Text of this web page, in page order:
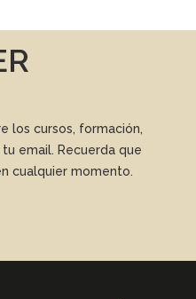
los cursos, formación,
email. Recuerda que
cualquier momento.